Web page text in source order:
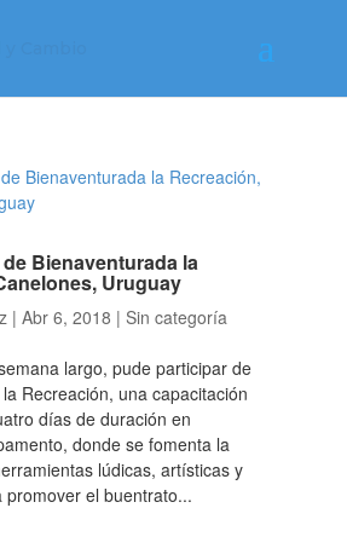
Bienaventurada la
Uruguay
| Abr 6, 2018 | Sin categoría
largo, pude participar de
Recreación, una capacitación
días de duración en
donde se fomenta la
lúdicas, artísticas y
promover el buentrato...